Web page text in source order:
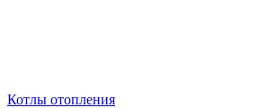
Котлы отопления